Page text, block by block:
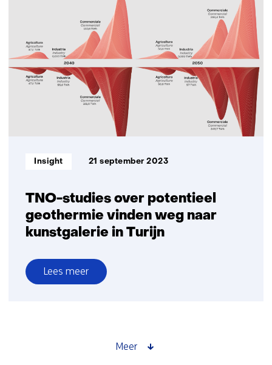
wetenswaardigheden
afvang
en
opslag
TNO-studies over potentieel
geothermie vinden weg naar
kunstgalerie in Turijn
Informatietype:
Insight 21 september 2023
Lees meer
over
Meer